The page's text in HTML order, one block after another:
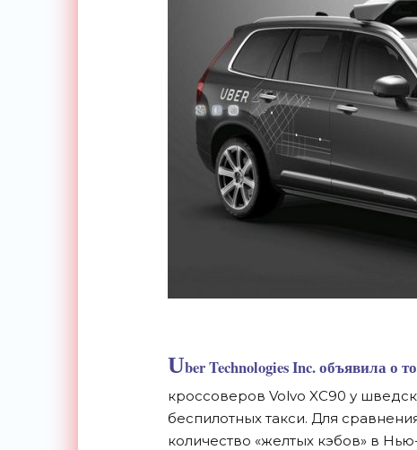
Uber Technologies Inc. объявила о
кроссоверов Volvo XC90 у
беспилотных такси. Для
количество «желтых кэбов» в